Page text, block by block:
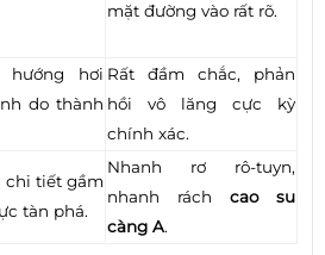
mặt đường vào rất rõ.
hơi
do thành
Rất đầm chắc, phản
hồi vô lăng cực kỳ
chính xác.
chi tiết gầm
tàn phá.
Nhanh rơ rô-tuyn,
nhanh rách cao su
càng A.